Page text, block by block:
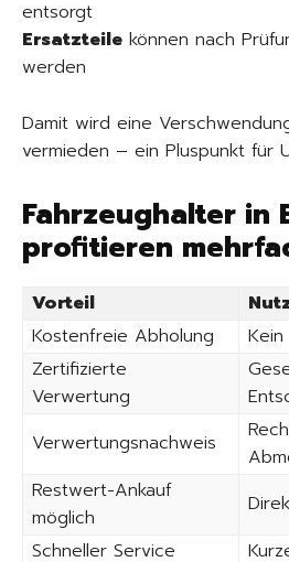
entsorgt
Ersatzteile können nach
werden
Damit wird eine
vermieden – ein Pluspunkt für
Fahrzeughalter in
profitieren
Vorteil
Kostenfreie Abholung
Zertifizierte
Verwertung
Verwertungsnachweis
Restwert-Ankauf
möglich
Schneller Service